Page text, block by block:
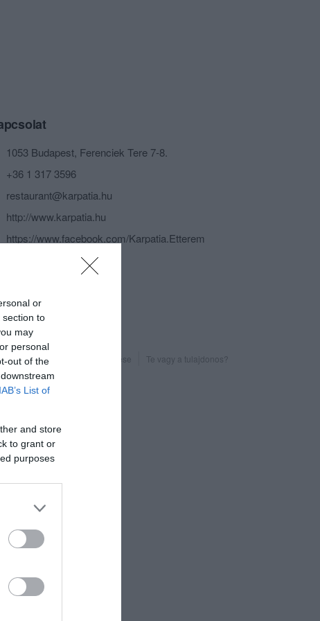
or
section to
may
personal
out of the
IAB’s List of
and store
to grant or
purposes
1053 Budapest, Ferenciek Tere 7-8.
+36 1 317 3596
restaurant@karpatia.hu
http://www.karpatia.hu
https://www.facebook.com/Karpatia.Etterem
Probléma jelentése Te vagy a tulajdonos?